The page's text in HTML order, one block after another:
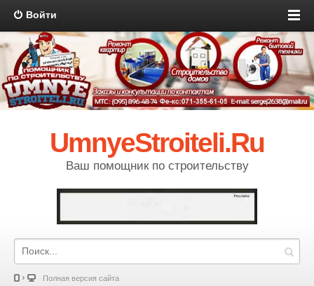
Войти
UmnyeStroiteli.Ru
Ваш помощник по строительству
Полная версия сайта